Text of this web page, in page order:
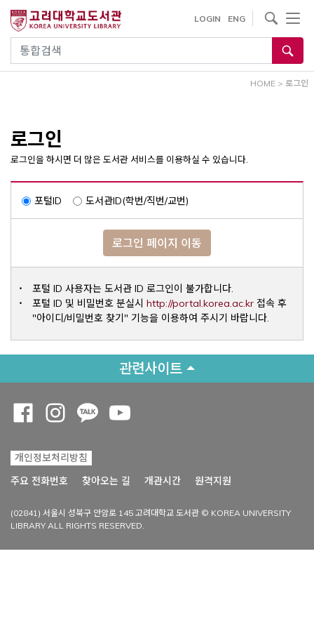
건
통합검색
LOGIN ENG
사이트내 검색
HOME > 로그인
로그인
로그인을 하시면 더 많은 도서관 서비스를 이용하실 수 있습니다.
포털ID 도서관ID(학번/직번/교번)
로그인 페이지 이동
포털 ID 사용자는 도서관 ID 로그인이 불가합니다.
포털 ID 및 비밀번호 분실시 http://portal.korea.ac.krOpens a
접속 후
"아이디/비밀번호 찾기" 기능을 이용하여 주시기 바랍니다.
관련사이트
개인정보처리방침
주요 전화번호
찾아오는 길 개관시간 원격지원
(02841) 서울시 성북구 안암로 145 고려대학교 도서관 © KOREA UNIVERSITY
LIBRARY ALL RIGHTS RESERVED.
Opens a new window
Opens a new window
Opens a new window